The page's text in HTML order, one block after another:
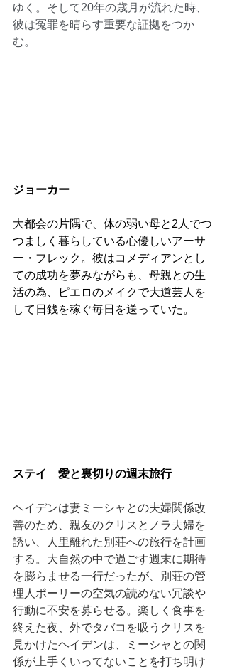
ゆく。そして20年の歳月が流れた時、
彼は冤罪を晴らす重要な証拠をつか
む。
ジョーカー
大都会の片隅で、体の弱い母と2人でつ
つましく暮らしている心優しいアーサ
ー・フレック。彼はコメディアンとし
ての成功を夢みながらも、母親との生
活の為、ピエロのメイクで大道芸人を
して日銭を稼ぐ毎日を送っていた。
ステイ　愛と裏切りの週末旅行
ヘイデンは妻ミーシャとの夫婦関係改
善のため、親友のクリスとノラ夫婦を
誘い、人里離れた別荘への旅行を計画
する。大自然の中で過ごす週末に期待
を膨らませる一行だったが、別荘の管
理人ポーリーの空気の読めない冗談や
行動に不安を募らせる。楽しく食事を
終えた夜、外でタバコを吸うクリスを
見かけたヘイデンは、ミーシャとの関
係が上手くいってないことを打ち明け